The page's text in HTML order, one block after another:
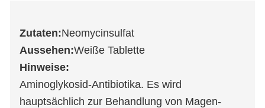
Zutaten:Neomycinsulfat
Aussehen:Weiße Tablette
Hinweise:
Aminoglykosid-Antibiotika. Es wird
hauptsächlich zur Behandlung von Magen-